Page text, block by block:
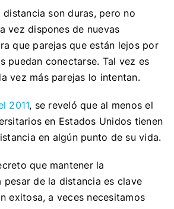
distancia son duras, pero no
vez dispones de nuevas
que parejas que están lejos por
puedan conectarse. Tal vez es
vez más parejas lo intentan.
2011, se reveló que al menos el
en Estados Unidos tienen
en algún punto de su vida.
que mantener la
de la distancia es clave
exitosa, a veces necesitamos